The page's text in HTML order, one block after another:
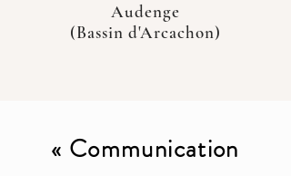
Audenge
(Bassin d'Arcachon)
« Communication